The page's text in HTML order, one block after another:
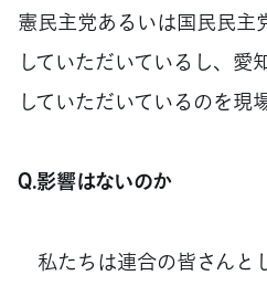
憲民主党あるいは国民民主
していただいているし、愛
していただいているのを現
Q.影響はないのか
私たちは連合の皆さんと